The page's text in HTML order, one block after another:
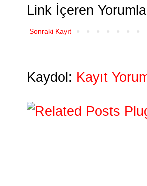
Link İçeren
Sonraki Kayıt
Kaydol: Kayıt